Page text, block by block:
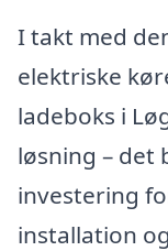
I takt med
elektriske
ladeboks i
løsning – det
investering
installation